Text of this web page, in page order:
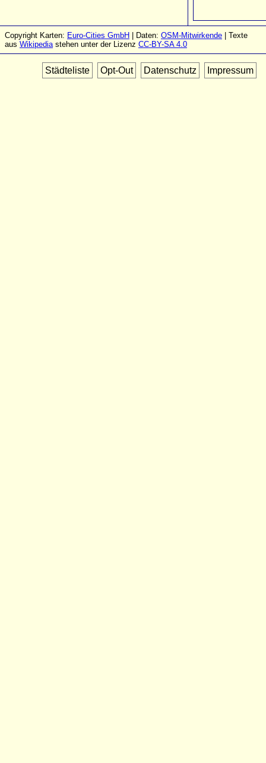
Copyright Karten: Euro-Cities GmbH | Daten: OSM-Mitwirkende | Texte
aus Wikipediastehen unter der Lizenz CC-BY-SA 4.0
Städteliste Opt-Out Datenschutz Impressum